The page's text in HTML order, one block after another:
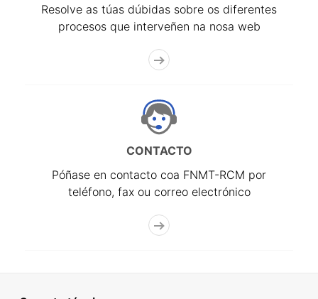
Resolve as túas dúbidas sobre os diferentes
procesos que interveñen na nosa web
CONTACTO
Póñase en contacto coa FNMT-RCM por
teléfono, fax ou correo electrónico